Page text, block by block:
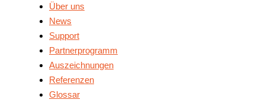
Über uns
News
Support
Partnerprogramm
Auszeichnungen
Referenzen
Glossar